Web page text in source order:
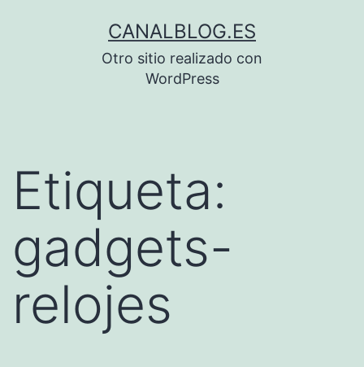
CANALBLOG.ES
Otro sitio realizado con
WordPress
Etiqueta:
gadgets-
relojes